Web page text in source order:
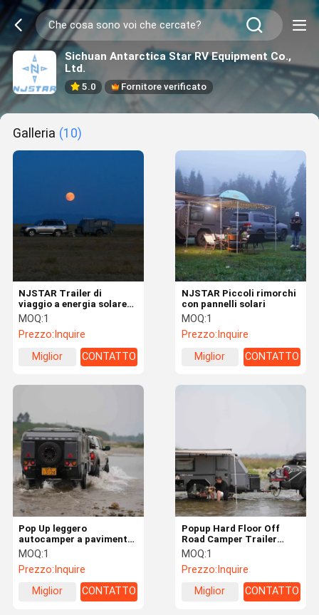
Sichuan Antarctica Star RV Equipment Co.,
Ltd.
5.0 Fornitore verificato
Galleria (10)
NJSTAR Trailer di
viaggio a energia solare
Pop Up Hard Floor
Camper Trailer
MOQ:1
Prezzo: Inquire
Miglior
CONTATTO
NJSTAR Piccoli rimorchi
con pannelli solari
MOQ:1
Prezzo: Inquire
Miglior
CONTATTO
Pop Up leggero
autocamper a pavimento
rigido NJSTAR Off Grid
Travel Trailer Solar
MOQ:1
Prezzo: Inquire
Miglior
CONTATTO
Popup Hard Floor Off
Road Camper Trailer
NJSTAR EXPLORER Hard
Floor Camper
MOQ:1
Prezzo: Inquire
Miglior
CONTATTO